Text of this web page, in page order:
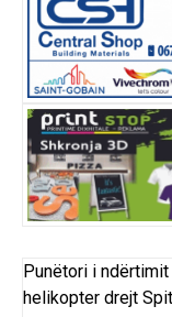
Punëtori i
helikopter drejt